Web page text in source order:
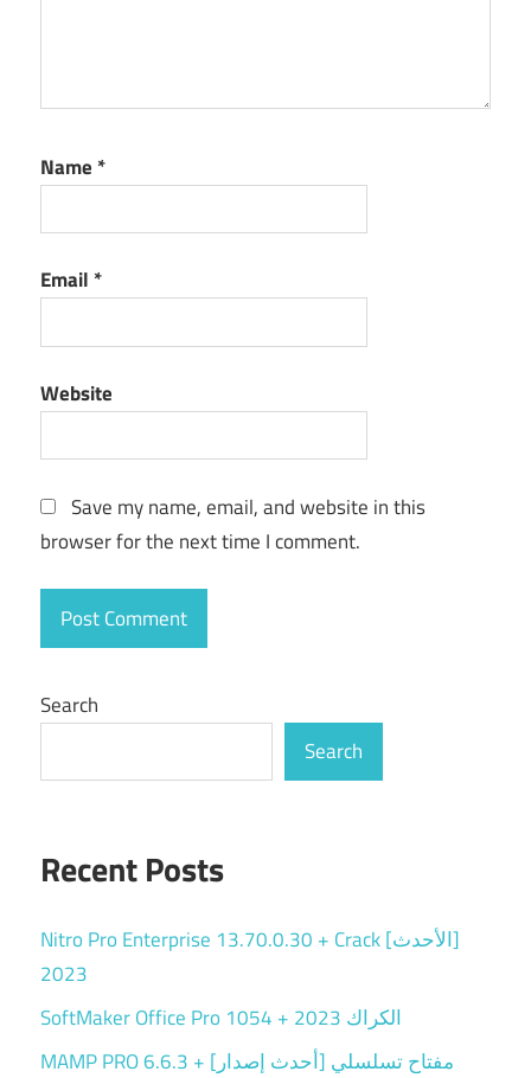
Name *
Email *
Website
Save my name, email, and website in this
browser for the next time I comment.
Search
Search
Recent Posts
Nitro Pro Enterprise 13.70.0.30 + Crack [الأحدث]
2023
SoftMaker Office Pro 1054 + الكراك 2023
MAMP PRO 6.6.3 + مفتاح تسلسلي [أحدث إصدار]